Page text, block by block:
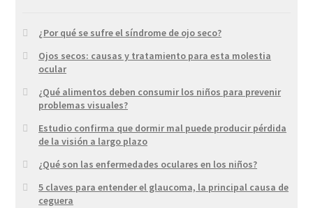
¿Por qué se sufre el síndrome de ojo seco?
Ojos secos: causas y tratamiento para esta molestia
ocular
¿Qué alimentos deben consumir los niños para prevenir
problemas visuales?
Estudio confirma que dormir mal puede producir pérdida
de la visión a largo plazo
¿Qué son las enfermedades oculares en los niños?
5 claves para entender el glaucoma, la principal causa de
ceguera